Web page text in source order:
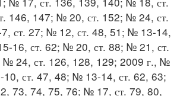
146, 147; № 20, ст. 152; № 24, ст.
ст. 27; № 12, ст. 48, 51; № 13-14,
16, ст. 62; № 20, ст. 88; № 21, ст.
24, ст. 126, 128, 129; 2009 г., №
ст. 47, 48; № 13-14, ст. 62, 63;
73, 74, 75, 76; № 17, ст. 79, 80,